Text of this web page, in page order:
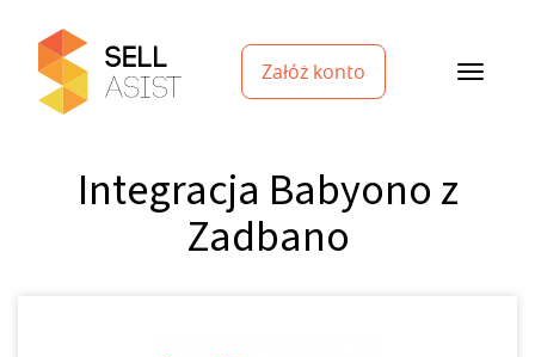
Załóż konto
Integracja Babyono z
Zadbano